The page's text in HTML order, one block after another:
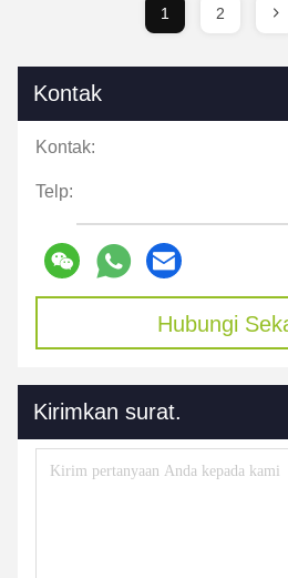
1 2
Kontak
Kontak:
Telp:
Hubungi
Kirimkan surat.